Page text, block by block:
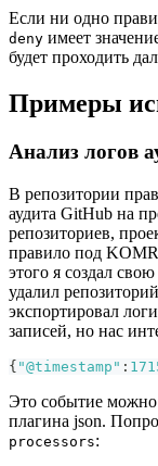
Если ни одно
deny имеет
будет проходить
Примеры
Анализ логов
В репозитории
аудита GitHub на
репозиториев,
правило под
этого я создал
удалил
экспортировал
записей, но нас
{ "@timestamp" :
Это событие
плагина json.
processors: